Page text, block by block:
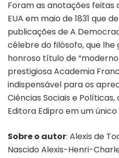
Foram as anotações feitas
EUA em maio de 1831 que
publicações de A
célebre do filósofo, que lhe
honroso título de
prestigiosa Academia
indispensável para os
Ciências Sociais e
Editora Edipro em um
Sobre o autor: Alexis de
Nascido Alexis-Henri-